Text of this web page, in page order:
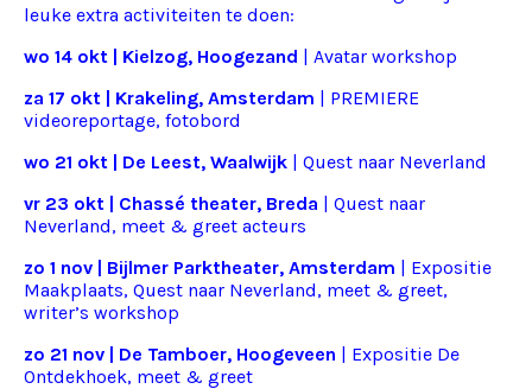
leuke extra activiteiten te doen:
wo 14 okt | Kielzog, Hoogezand | Avatar workshop
za 17 okt | Krakeling, Amsterdam | PREMIERE
videoreportage, fotobord
wo 21 okt | De Leest, Waalwijk | Quest naar Neverland
vr 23 okt | Chassé theater, Breda | Quest naar
Neverland, meet & greet acteurs
zo 1 nov | Bijlmer Parktheater, Amsterdam | Expositie
Maakplaats, Quest naar Neverland, meet & greet,
writer’s workshop
zo 21 nov | De Tamboer, Hoogeveen | Expositie De
Ontdekhoek, meet & greet